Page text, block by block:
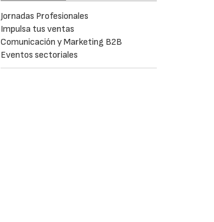
Jornadas Profesionales
Impulsa tus ventas
Comunicación y Marketing B2B
Eventos sectoriales